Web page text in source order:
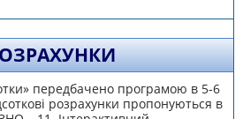
передбачено програмою в 5-6
розрахунки пропонуються в